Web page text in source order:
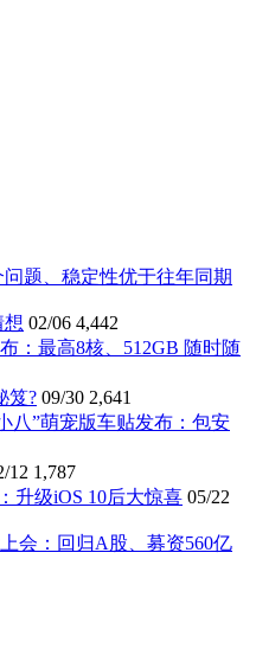
题、稳定性优于往年同期
想 02/06 4,442
：最高8核、512GB 随时随
笈? 09/30 2,641
八”萌宠版车贴发布：包安
12 1,787
升级iOS 10后大惊喜 05/22
会：回归A股、募资560亿